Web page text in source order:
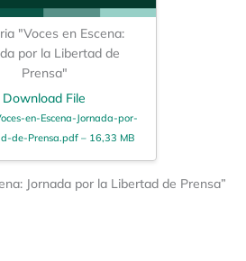
"Voces en Escena:
por la Libertad de
Prensa"
Download File
en-Escena-Jornada-por-
de-Prensa.pdf – 16,33 MB
Jornada por la Libertad de Prensa”